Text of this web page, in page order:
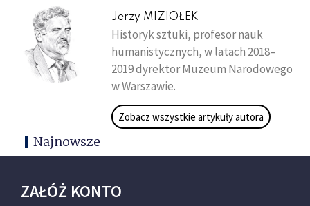
Jerzy MIZIOŁEK
Historyk sztuki, profesor nauk
humanistycznych, w latach 2018–
2019 dyrektor Muzeum Narodowego
w Warszawie.
Zobacz wszystkie artykuły autora
Najnowsze
ZAŁÓŻ KONTO